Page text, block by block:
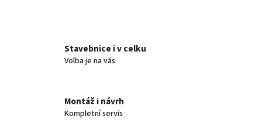
Stavebnice i v celku
Volba je na vás
Montáž i návrh
Kompletní servis